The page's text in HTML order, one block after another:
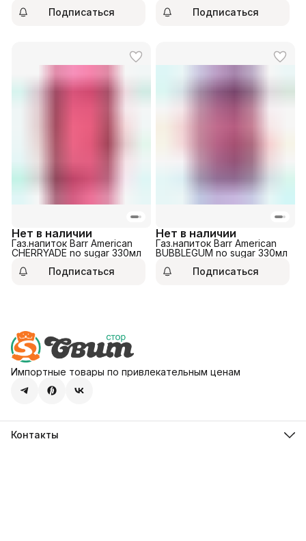
Подписаться
Подписаться
Нет в наличии
Газ.напиток Barr American
CHERRYADE no sugar 330мл
Подписаться
Нет в наличии
Газ.напиток Barr American
BUBBLEGUM no sugar 330мл
Подписаться
Импортные товары по привлекательным ценам
Контакты